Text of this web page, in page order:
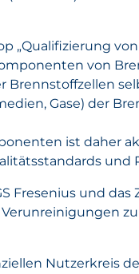
„Qualifizierung
von
Gase) der
ist daher
und
Fresenius und
Nutzerkreis